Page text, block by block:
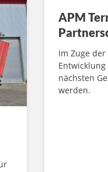
APM
Im Zuge
nächsten
werden.